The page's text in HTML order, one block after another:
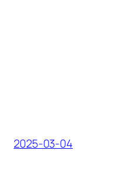
2025-03-04